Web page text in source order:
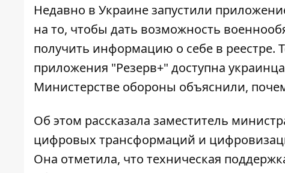
Недавно в Украине запустили
на то, чтобы дать возможность
получить информацию о себе в реестре.
приложения "Резерв+" доступна
Министерстве обороны объяснили,
Об этом рассказала заместитель
цифровых трансформаций и
Она отметила, что техническая